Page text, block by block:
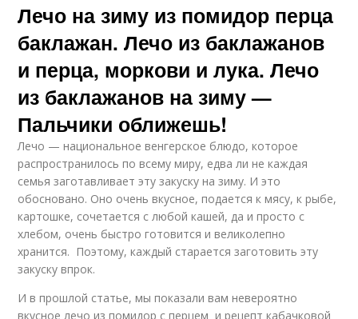
Лечо на зиму из помидор перца
баклажан. Лечо из баклажанов
и перца, моркови и лука. Лечо
из баклажанов на зиму —
Пальчики оближешь!
Лечо — национальное венгерское блюдо, которое
распространилось по всему миру, едва ли не каждая
семья заготавливает эту закуску на зиму. И это
обосновано. Оно очень вкусное, подается к мясу, к рыбе,
картошке, сочетается с любой кашей, да и просто с
хлебом, очень быстро готовится и великолепно
хранится. Поэтому, каждый старается заготовить эту
закуску впрок.
И в прошлой статье, мы показали вам невероятно
вкусное лечо из помидор с перцем и рецепт кабачковой